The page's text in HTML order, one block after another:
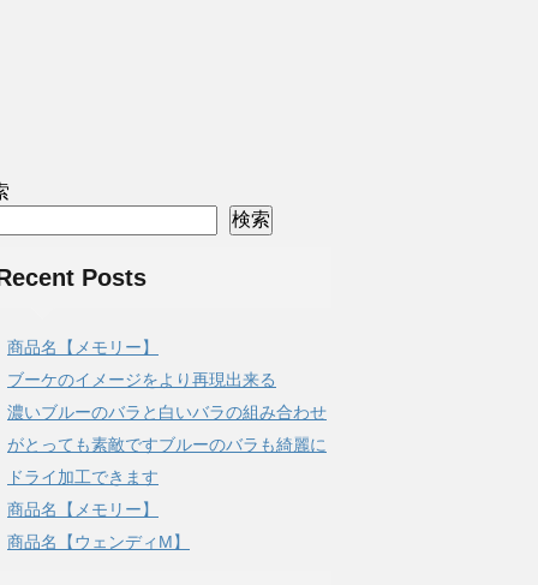
検索
Posts
商品名【メモリー】
ブーケのイメージをより再現出来る
濃いブルーのバラと白いバラの組み合わせ
がとっても素敵ですブルーのバラも綺麗に
ドライ加工できます
商品名【メモリー】
商品名【ウェンディM】